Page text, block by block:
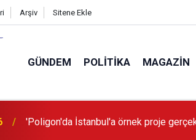
Arşiv Sitene Ekle
GÜNDEM POLITIKA MAGAZIN
'Poligon'da İstanbul'a örnek proje